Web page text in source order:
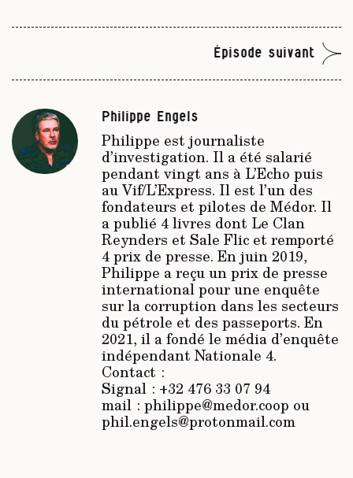
Épisode suivant
Philippe Engels
Philippe est journaliste
d’investigation. Il a été salarié
pendant vingt ans à L’Echo puis
auVif/L’Express. Il est l’un des
fondateurs et pilotes de Médor. Il
a publié 4 livres dont Le Clan
Reynders et Sale Flic et remporté
4 prix de presse. En juin 2019,
Philippe a reçu un prix de presse
international pour une enquête
sur la corruption dans les secteurs
du pétrole et des passeports. En
2021, il a fondé le média d’enquête
indépendant Nationale 4.
Contact :
Signal : +32 476 33 07 94
mail : philippe@medor.coop ou
phil.engels@protonmail.com